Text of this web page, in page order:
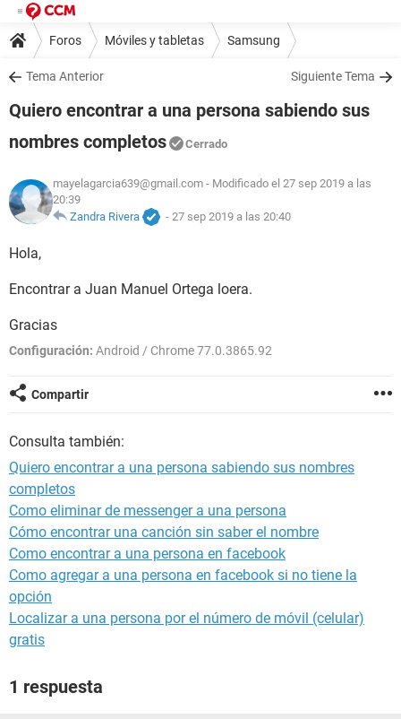
Foros Móviles y tabletas Samsung
Tema Anterior Siguiente Tema
Quiero encontrar a una persona sabiendo sus
nombres completos
Cerrado
mayelagarcia639@gmail.com - Modificado el 27 sep 2019 a las
20:39
Zandra Rivera
-27 sep 2019 a las 20:40
Hola,
Encontrar a Juan Manuel Ortega loera.
Gracias
Configuración: Android / Chrome 77.0.3865.92
Compartir
Consulta también:
Quiero encontrar a una persona sabiendo sus nombres
completos
Como eliminar de messenger a una persona
Cómo encontrar una canción sin saber el nombre
Como encontrar a una persona en facebook
Como agregar a una persona en facebook si no tiene la
opción
Localizar a una persona por el número de móvil (celular)
gratis
1 respuesta